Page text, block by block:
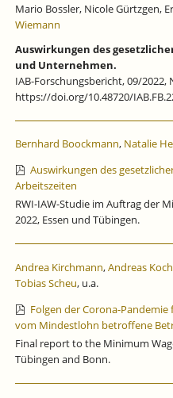
Mario Bossler, Nicole Gürtzgen,
Wiemann
Auswirkungen des
und Unternehmen.
IAB-Forschungsbericht, 09/2022,
https://doi.org/10.48720/
Bernhard Boockmann, Natalie
Auswirkungen des
Arbeitszeiten
RWI-IAW-Studie im Auftrag der
2022, Essen und Tübingen.
Andrea Kirchmann,Andreas Koch
Tobias Scheu, u.a.
Folgen der Corona-
vom Mindestlohn betroffene
Final report to the Minimum
Tübingen and Bonn.